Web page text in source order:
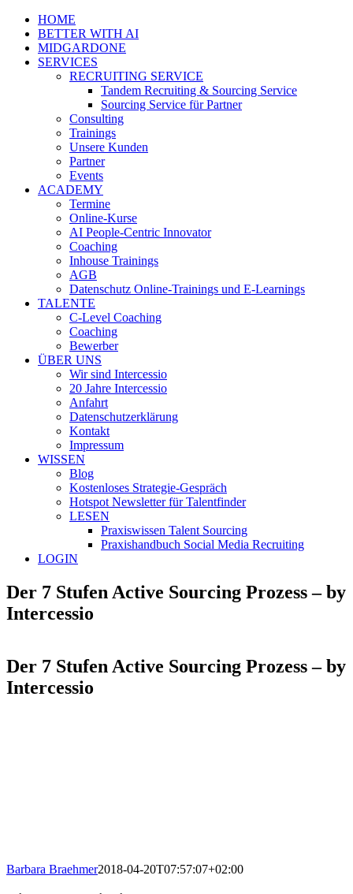
HOME
BETTER WITH AI
MIDGARDONE
SERVICES
RECRUITING SERVICE
Tandem Recruiting & Sourcing Service
Sourcing Service für Partner
Consulting
Trainings
Unsere Kunden
Partner
Events
ACADEMY
Termine
Online-Kurse
AI People-Centric Innovator
Coaching
Inhouse Trainings
AGB
Datenschutz Online-Trainings und E-Learnings
TALENTE
C-Level Coaching
Coaching
Bewerber
ÜBER UNS
Wir sind Intercessio
20 Jahre Intercessio
Anfahrt
Datenschutzerklärung
Kontakt
Impressum
WISSEN
Blog
Kostenloses Strategie-Gespräch
Hotspot Newsletter für Talentfinder
LESEN
Praxiswissen Talent Sourcing
Praxishandbuch Social Media Recruiting
LOGIN
Der 7 Stufen Active Sourcing Prozess – by
Intercessio
Der 7 Stufen Active Sourcing Prozess – by
Intercessio
Barbara Braehmer2018-04-20T07:57:07+02:00